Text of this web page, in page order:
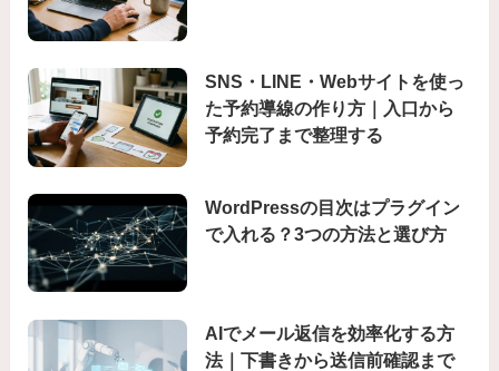
SNS・LINE・Webサイトを使っ
た予約導線の作り方｜入口から
予約完了まで整理する
WordPressの目次はプラグイン
で入れる？3つの方法と選び方
AIでメール返信を効率化する方
法｜下書きから送信前確認まで